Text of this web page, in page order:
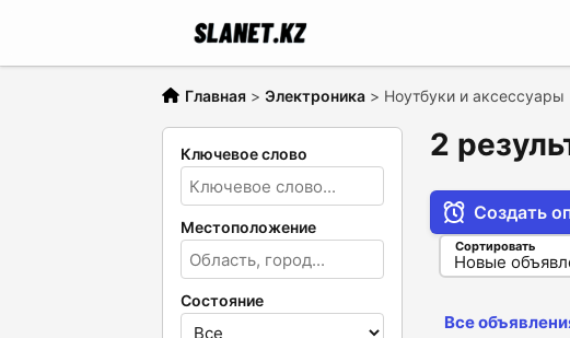
Главная > Электроника > Ноутбуки и аксессуары
Ключевое слово
Местоположение
Состояние
2
Создать
Сортировать
Все